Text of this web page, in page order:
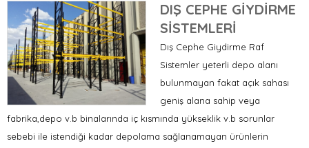
DIŞ CEPHE GİYDİRME
SİSTEMLERİ
Dış Cephe Giydirme Raf
Sistemler yeterli depo alanı
bulunmayan fakat açık sahası
geniş alana sahip veya
fabrika,depo v.b binalarında iç kısmında yükseklik v.b sorunlar
sebebi ile istendiği kadar depolama sağlanamayan ürünlerin